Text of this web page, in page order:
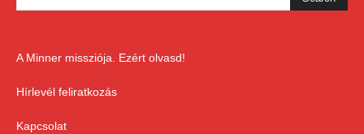
A Minner missziója. Ezért olvasd!
Hírlevél feliratkozás
Kapcsolat